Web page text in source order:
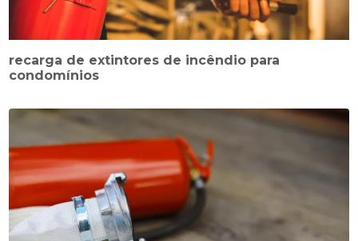
recarga de extintores de incêndio para
condomínios